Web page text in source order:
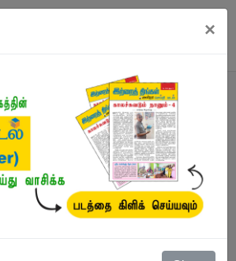
×
இ-புத்தகம் சாதி (இ-புத்தகம்)